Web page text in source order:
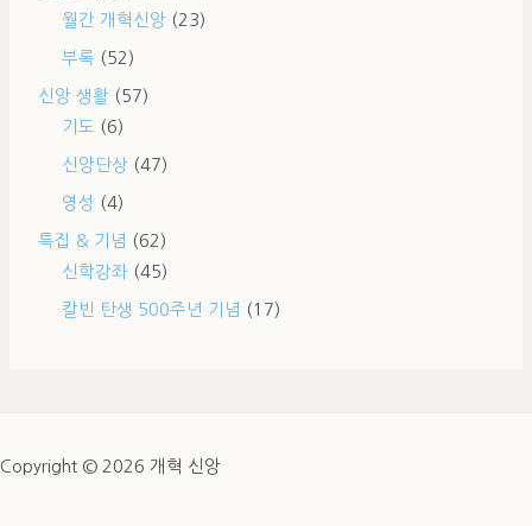
월간 개혁신앙 (23)
부록 (52)
신앙 생활 (57)
기도 (6)
신앙단상 (47)
영성 (4)
특집 & 기념 (62)
신학강좌 (45)
칼빈 탄생 500주년 기념 (17)
Copyright © 2026 개혁 신앙